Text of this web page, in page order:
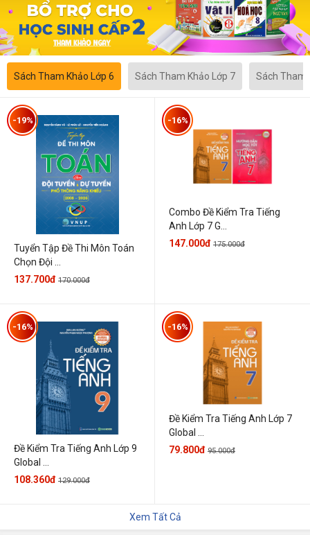
Sách Tham Khảo Lớp 6 Sách Tham Khảo Lớp 7 Sách Tham
Tuyển Tập Đề Thi Môn Toán
Chọn Đội ...
-19%
137.700đ 170.000đ
Combo Đề Kiểm Tra Tiếng
Anh Lớp 7 G...
-16%
147.000đ 175.000đ
Đề Kiểm Tra Tiếng Anh Lớp 9
Global ...
-16%
108.360đ 129.000đ
Đề Kiểm Tra Tiếng Anh Lớp 7
Global ...
-16%
79.800đ 95.000đ
Xem Tất Cả